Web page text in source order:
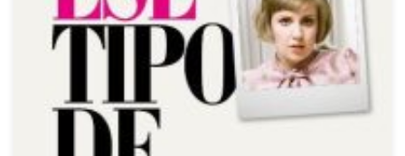
Espasa publica en nuestro país el libro sobre la creadora de la
serie Girls, Lena Dunham, en el que nos descubre sus anécdotas
más divertidas y repasa singulares momentos de su vida. Lena
Dunham es guionista, productora ejecutiva, directora y
protagonista de la serie Girls. Por si eso fuera poco, […]